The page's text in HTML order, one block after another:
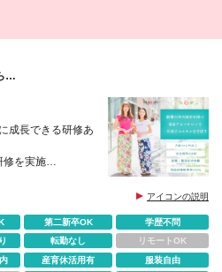
験者かつ週20時間以上 2,520円～ ④
40時間以上 2,840円～ ※詳細は、面談
成長できる研修あ
修を実施
得率100％など
アイコンの説明
第二新卒OK
学歴不問
転勤なし
リモートOK
産育休活用有
服装自由